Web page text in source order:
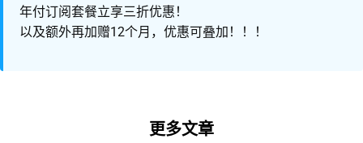
年付订阅套餐立享三折优惠！
以及额外再加赠12个月，优惠可叠加！！！
更多文章